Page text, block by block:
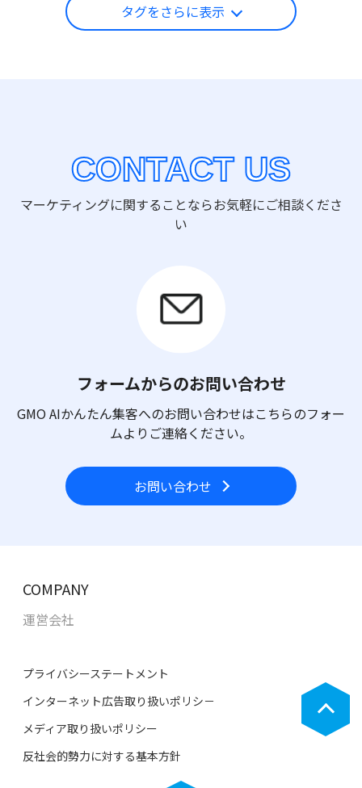
タグをさらに表示
CONTACT US
マーケティングに関することならお気軽にご相談くださ
い
フォームからのお問い合わせ
GMO AIかんたん集客へのお問い合わせはこちらのフォー
ムよりご連絡ください。
お問い合わせ
COMPANY
運営会社
プライバシーステートメント
インターネット広告取り扱いポリシ－
メディア取り扱いポリシー
反社会的勢力に対する基本方針